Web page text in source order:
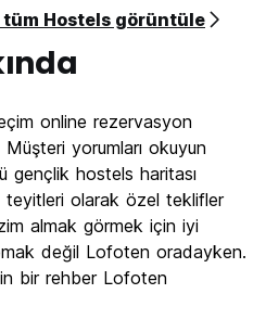
Hostels görüntüle
online rezervasyon
yorumları okuyun
gençlik hostels haritası
olarak özel teklifler
almak görmek için iyi
değil Lofoten oradayken.
bir rehber Lofoten